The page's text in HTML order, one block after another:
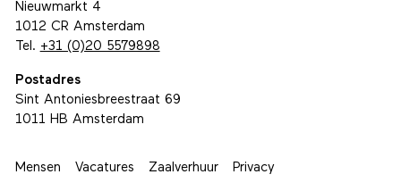
Nieuwmarkt 4
1012 CR Amsterdam
Tel. +31 (0)20 5579898
Postadres
Sint Antoniesbreestraat 69
1011 HB Amsterdam
Mensen Vacatures Zaalverhuur Privacy